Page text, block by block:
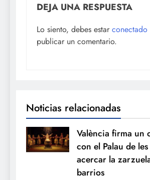
DEJA UNA RESPUESTA
Lo siento, debes estar conectado
publicar un comentario.
Noticias relacionadas
València firma un
con el Palau de
acercar la
barrios